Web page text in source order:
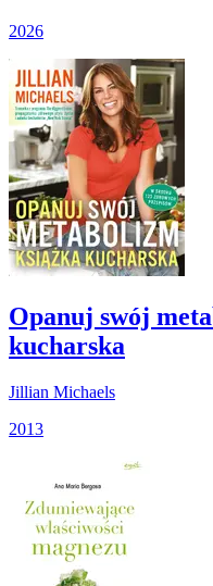
2026
Opanuj swój
kucharska
Jillian Michaels
2013